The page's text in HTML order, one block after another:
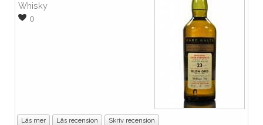
Whisky
0
Läs mer Läs recension Skriv recension